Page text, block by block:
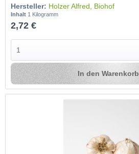
Hersteller: Holzer Alfred, Biohof
Inhalt 1 Kilogramm
2,72 €
In den Warenkorb